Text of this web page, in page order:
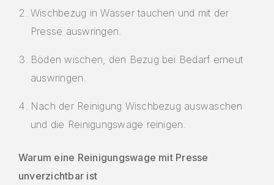
Wischbezug in Wasser tauchen und mit der
Presse auswringen.
Böden wischen, den Bezug bei Bedarf erneut
auswringen.
Nach der Reinigung Wischbezug auswaschen
und die Reinigungswage reinigen.
Warum eine Reinigungswage mit Presse
unverzichtbar ist